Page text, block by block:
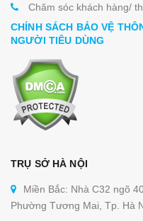
Chăm sóc khách hàng/
CHÍNH SÁCH BẢO VỆ
NGƯỜI TIÊU DÙNG
TRỤ SỞ HÀ NỘI
Miền Bắc: Nhà C32 ngõ
Phường Tương Mai, Tp. Hà